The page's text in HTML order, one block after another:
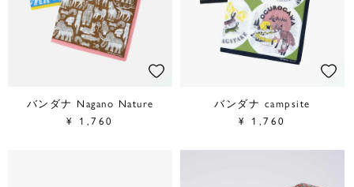
バンダナ Nagano Nature
¥ 1,760
バンダナ campsite
¥ 1,760